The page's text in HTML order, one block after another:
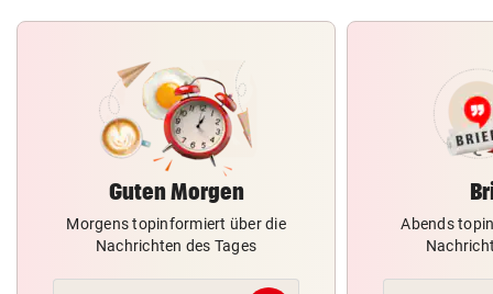
Guten Morgen
Morgens topinformiert über die
Nachrichten des Tages
Abends